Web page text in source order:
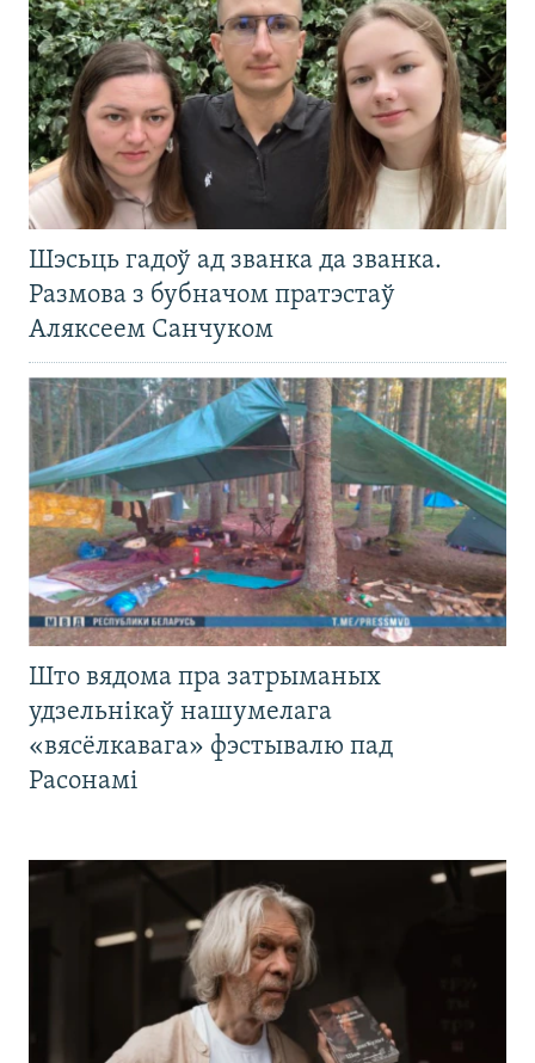
Шэсьць гадоў ад званка да званка.
Размова з бубначом пратэстаў
Аляксеем Санчуком
Што вядома пра затрыманых
удзельнікаў нашумелага
«вясёлкавага» фэстывалю пад
Расонамі